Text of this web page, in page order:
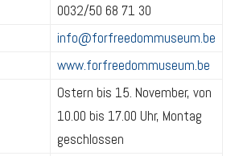
0032/50 68 71 30
info@forfreedommuseum.be
www.forfreedommuseum.be
Ostern bis 15. November, von
10.00 bis 17.00 Uhr, Montag
geschlossen